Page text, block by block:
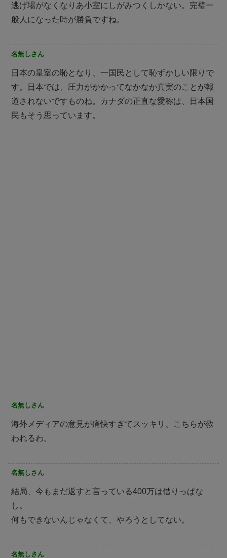
逃げ場がなくなりあ小室にしがみつくしかない。完璧一
般人になった時が勝負ですね。
名無しさん
日本の皇室の恥となり、一国民として恥ずかしい限りで
す。日本では、圧力がかかってなかなか真実のことが報
道されないですものね。カナダの正直な愛称は、日本国
民もそう思っています。
名無しさん
海外メディアの意見が痛快すぎてスッキリ、こちらが救
われるわ。
名無しさん
結局、今もまだ返すと言っている400万は借りっぱな
し。
何もできないんじゃなくて、やろうとしてない。
名無しさん